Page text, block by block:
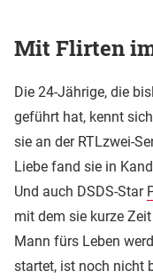
Mit Flirten
Die 24-Jährige, die
geführt hat, kennt
sie an der RTLzwei-
Liebe fand sie in
Und auch DSDS-Star
mit dem sie kurze
Mann fürs Leben
startet, ist noch nicht